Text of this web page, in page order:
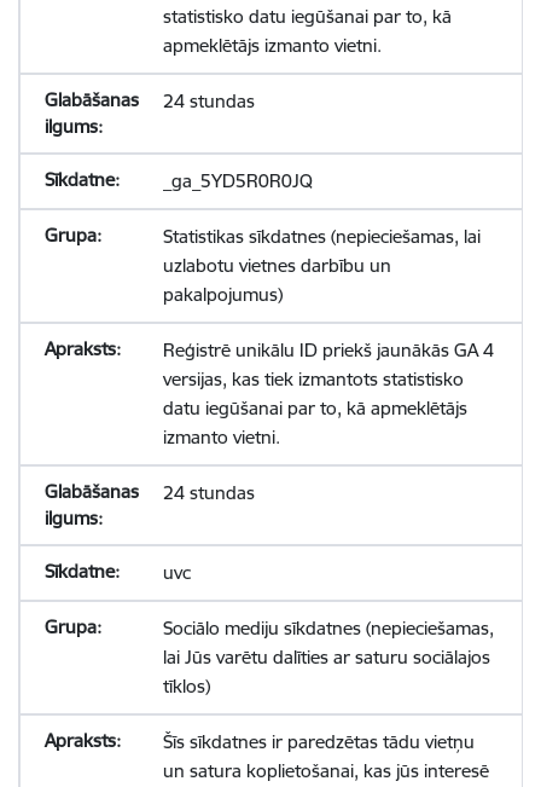
statistisko datu iegūšanai par to, kā
apmeklētājs izmanto vietni.
24 stundas
_ga_5YD5R0R0JQ
Statistikas sīkdatnes (nepieciešamas, lai
uzlabotu vietnes darbību un
pakalpojumus)
Reģistrē unikālu ID priekš jaunākās GA 4
versijas, kas tiek izmantots statistisko
datu iegūšanai par to, kā apmeklētājs
izmanto vietni.
24 stundas
uvc
Sociālo mediju sīkdatnes (nepieciešamas,
lai Jūs varētu dalīties ar saturu sociālajos
tīklos)
Šīs sīkdatnes ir paredzētas tādu vietņu
un satura koplietošanai, kas jūs interesē